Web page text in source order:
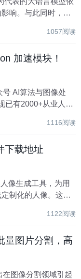
响。与此同时，大
，防止模型被滥
1057阅读
加速模块！
1116阅读
下载地址
像生成工具，为用
制化的人像。这款
。它集成了基于
1122阅读
量图片分割，高